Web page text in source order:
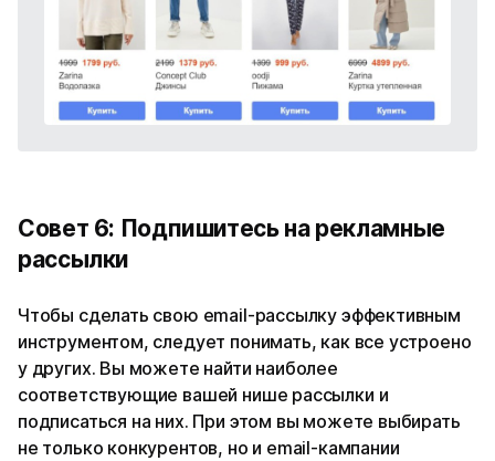
Совет 6: Подпишитесь на рекламные
рассылки
Чтобы сделать свою email-рассылку эффективным
инструментом, следует понимать, как все устроено
у других. Вы можете найти наиболее
соответствующие вашей нише рассылки и
подписаться на них. При этом вы можете выбирать
не только конкурентов, но и email-кампании